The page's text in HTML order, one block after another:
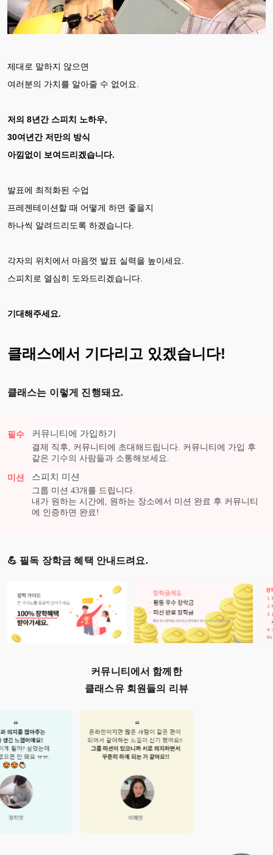
제대로 말하지 않으면
여러분의 가치를 알아줄 수 없어요.
저의 8년간 스피치 노하우,
30여년간 저만의 방식
아낌없이 보여드리겠습니다.
발표에 최적화된 수업
프레젠테이션할 때 어떻게 하면 좋을지
하나씩 알려드리도록 하겠습니다.
각자의 위치에서 마음껏 발표 실력을 높이세요.
스피치로 열심히 도와드리겠습니다.
기대해주세요.
클래스에서 기다리고 있겠습니다!
클래스는 이렇게 진행돼요.
필수 커뮤니티에 가입하기
결제 직후, 커뮤니티에 초대해드립니다. 커뮤니티에 가입 후
같은 기수의 사람들과 소통해보세요.
미션 스피치 미션
그룹 미션 43개를 드립니다.
내가 원하는 시간에, 원하는 장소에서 미션 완료 후 커뮤니티
에 인증하면 완료!
💪 필독 장학금 혜택 안내드려요.
커뮤니티에서 함께한
클래스유 회원들의 리뷰